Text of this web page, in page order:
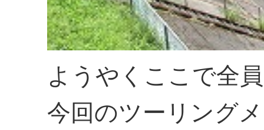
ようやくここで全
今回のツーリング